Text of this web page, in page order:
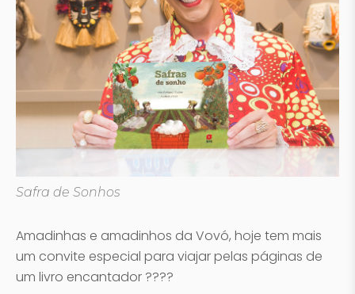
Safra de Sonhos
Amadinhas e amadinhos da Vovó, hoje tem mais
um convite especial para viajar pelas páginas de
um livro encantador ????